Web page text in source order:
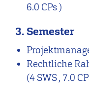
6.0 CPs )
3. Semester
Rechtliche
(4 SWS , 7.0